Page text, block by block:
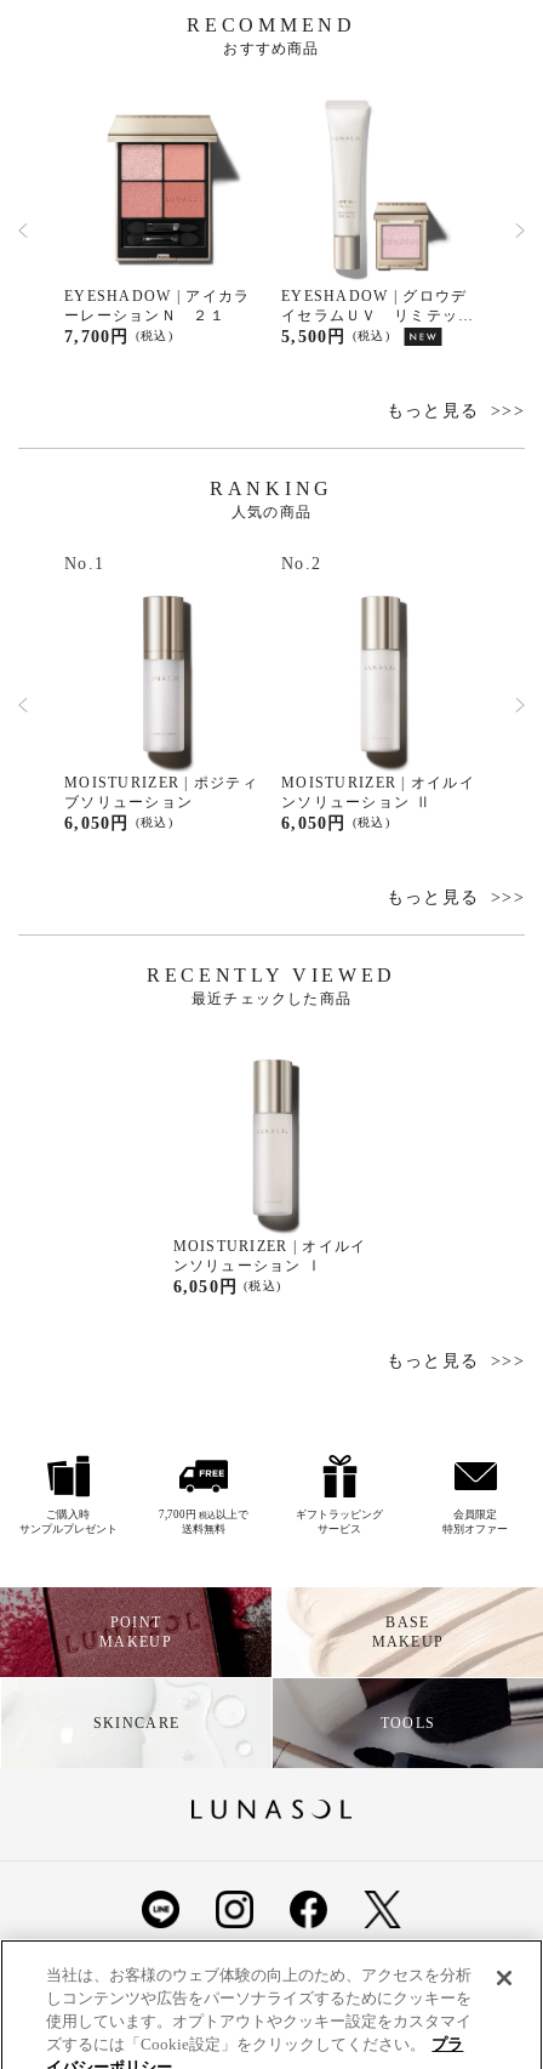
RECOMMEND
おすすめ商品
EYESHADOW | アイカラ
ーレーションＮ ２１
(税込)
7,700円
EYESHADOW | グロウデ
イセラムＵＶ リミテッド
キット
(税込)
5,500円
もっと見る
RANKING
人気の商品
No.1
MOISTURIZER | ポジティ
ブソリューション
(税込)
6,050円
No.2
MOISTURIZER | オイルイ
ンソリューション Ⅱ
(税込)
6,050円
もっと見る
RECENTLY VIEWED
最近チェックした商品
MOISTURIZER | オイルイ
ンソリューション Ⅰ
(税込)
6,050円
もっと見る
ご購入時
サンプルプレゼント
7,700円 税込 以上で
送料無料
ギフトラッピング
サービス
会員限定
特別オファー
POINT
MAKEUP
BASE
MAKEUP
SKINCARE TOOLS
ショッピングガイド よくあるご質問 お問い合わせ
ご利用規約 定期便ご利用特約 利用者情報の外部通信
プライバシーポリシー 特定商取引法に基づく表示
当社は、お客様のウェブ体験の向上のため、アクセスを分析
しコンテンツや広告をパーソナライズするためにクッキーを
使用しています。オプトアウトやクッキー設定をカスタマイ
ズするには「Cookie設定」をクリックしてください。
プラ